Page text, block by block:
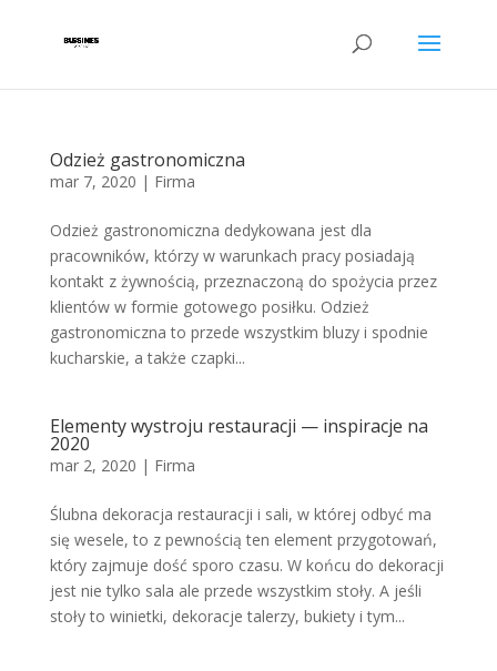
Odzież gastronomiczna
mar 7, 2020 | Firma
Odzież gastronomiczna dedykowana jest dla
pracowników, którzy w warunkach pracy posiadają
kontakt z żywnością, przeznaczoną do spożycia przez
klientów w formie gotowego posiłku. Odzież
gastronomiczna to przede wszystkim bluzy i spodnie
kucharskie, a także czapki...
Elementy wystroju restauracji — inspiracje na
2020
mar 2, 2020 | Firma
Ślubna dekoracja restauracji i sali, w której odbyć ma
się wesele, to z pewnością ten element przygotowań,
który zajmuje dość sporo czasu. W końcu do dekoracji
jest nie tylko sala ale przede wszystkim stoły. A jeśli
stoły to winietki, dekoracje talerzy, bukiety i tym...